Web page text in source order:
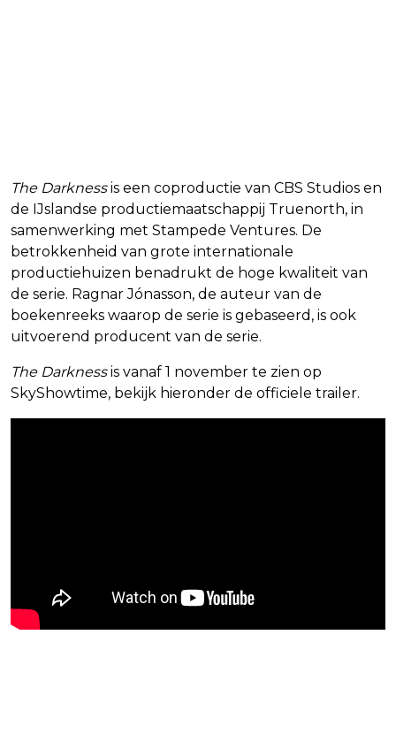
The Darknessis een coproductie van CBS Studios en
de IJslandse productiemaatschappij Truenorth, in
samenwerking met Stampede Ventures. De
betrokkenheid van grote internationale
productiehuizen benadrukt de hoge kwaliteit van
de serie. Ragnar Jónasson, de auteur van de
boekenreeks waarop de serie is gebaseerd, is ook
uitvoerend producent van de serie.
The Darknessis vanaf 1 november te zien op
SkyShowtime, bekijk hieronder de officiele trailer.